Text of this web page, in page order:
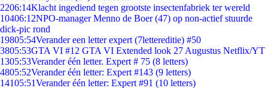
2206:14Klacht ingediend tegen grootste insectenfabriek ter wereld
10406:12NPO-manager Menno de Boer (47) op non-actief stuurde
dick-pic rond
19805:54Verander een letter expert (7lettereditie) #50
3805:53GTA VI #12 GTA VI Extended look 27 Augustus Netflix/YT
1305:53Verander één letter. Expert # 75 (8 letters)
4805:52Verander één letter: Expert #143 (9 letters)
14105:51Verander één letter: Expert #91 (10 letters)